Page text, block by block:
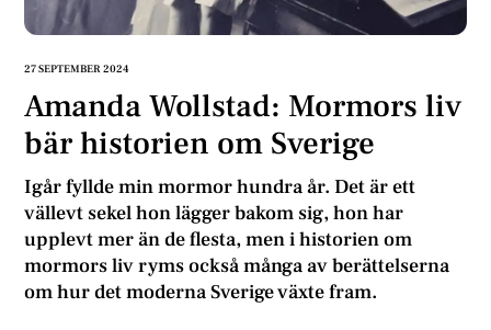
27 SEPTEMBER 2024
Amanda Wollstad: Mormors liv
bär historien om Sverige
Igår fyllde min mormor hundra år. Det är ett
vällevt sekel hon lägger bakom sig, hon har
upplevt mer än de flesta, men i historien om
mormors liv ryms också många av berättelserna
om hur det moderna Sverige växte fram.